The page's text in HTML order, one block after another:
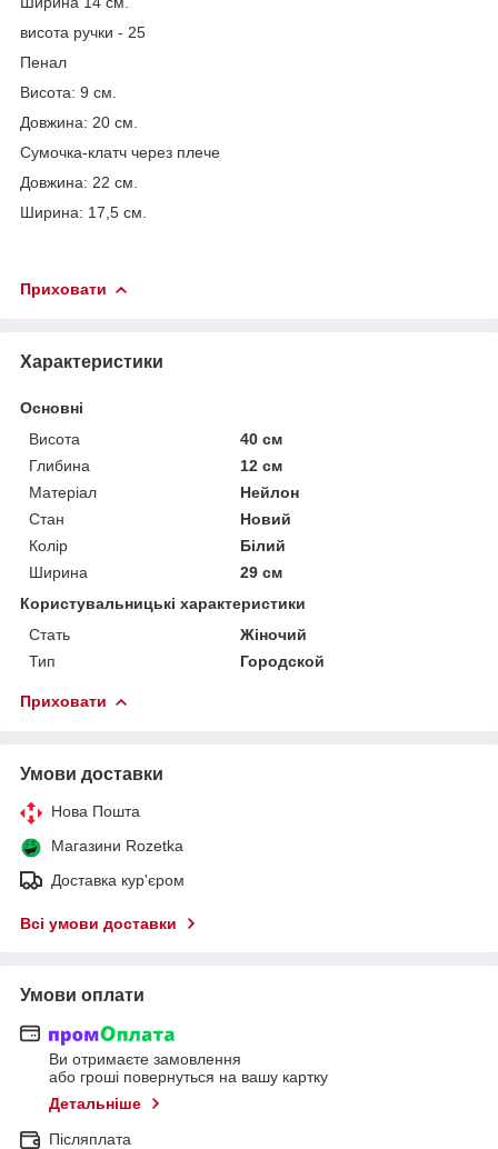
висота ручки - 25
Пенал
Висота: 9 см.
Довжина: 20 см.
Сумочка-клатч через плече
Довжина: 22 см.
Ширина: 17,5 см.
Приховати
Характеристики
Основні
Висота
40 см
Глибина
12 см
Матеріал
Нейлон
Стан
Новий
Колір
Білий
Ширина
29 см
Користувальницькі характеристики
Стать
Жіночий
Тип
Городской
Приховати
Умови доставки
Нова Пошта
Магазини Rozetka
Доставка кур'єром
Всі умови доставки
Умови оплати
Ви отримаєте замовлення
або гроші повернуться на вашу картку
Детальніше
Післяплата